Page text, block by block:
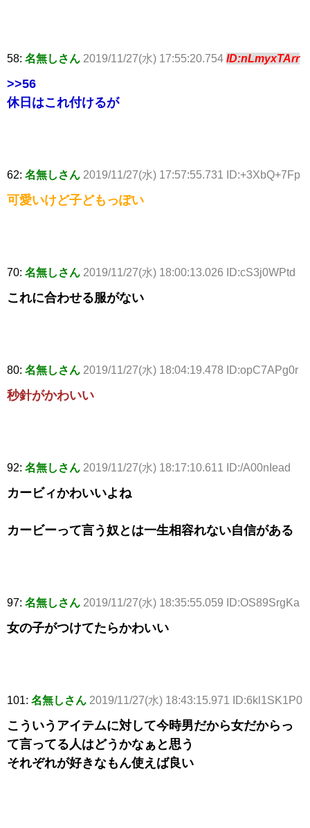
58: 名無しさん 2019/11/27(水) 17:55:20.754 ID:nLmyxTArr
>>56
休日はこれ付けるが
62: 名無しさん 2019/11/27(水) 17:57:55.731 ID:+3XbQ+7Fp
可愛いけど子どもっぽい
70: 名無しさん 2019/11/27(水) 18:00:13.026 ID:cS3j0WPtd
これに合わせる服がない
80: 名無しさん 2019/11/27(水) 18:04:19.478 ID:opC7APg0r
秒針がかわいい
92: 名無しさん 2019/11/27(水) 18:17:10.611 ID:/A00nIead
カービィかわいいよね
カービーって言う奴とは一生相容れない自信がある
97: 名無しさん 2019/11/27(水) 18:35:55.059 ID:OS89SrgKa
女の子がつけてたらかわいい
101: 名無しさん 2019/11/27(水) 18:43:15.971 ID:6kl1SK1P0
こういうアイテムに対して今時男だから女だからっ
て言ってる人はどうかなぁと思う
それぞれが好きなもん使えば良い